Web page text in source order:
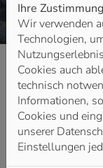
GUTE
Ihre
Wir verwenden
Technologien,
Cookies auch
technisch
Informationen,
Cookies und
unserer
Einstellungen